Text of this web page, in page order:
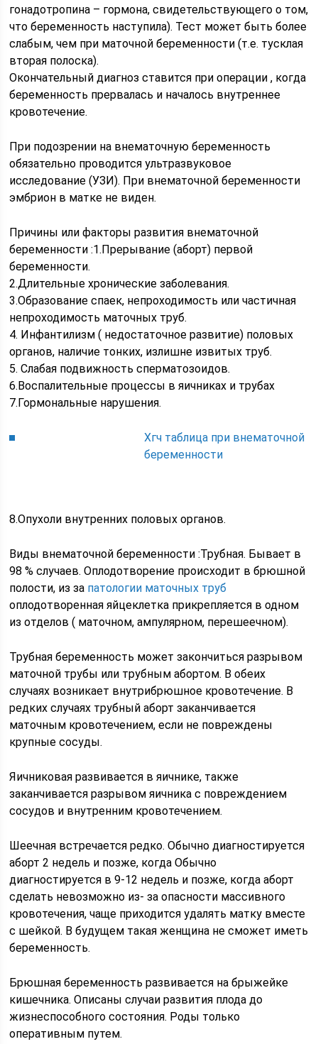
гонадотропина – гормона, свидетельствующего о том,
что беременность наступила). Тест может быть более
слабым, чем при маточной беременности (т.е. тусклая
вторая полоска).
Окончательный диагноз ставится при операции , когда
беременность прервалась и началось внутреннее
кровотечение.
При подозрении на внематочную беременность
обязательно проводится ультразвуковое
исследование (УЗИ). При внематочной беременности
эмбрион в матке не виден.
Причины или факторы развития внематочной
беременности :1.Прерывание (аборт) первой
беременности.
2.Длительные хронические заболевания.
3.Образование спаек, непроходимость или частичная
непроходимость маточных труб.
4. Инфантилизм ( недостаточное развитие) половых
органов, наличие тонких, излишне извитых труб.
5. Слабая подвижность сперматозоидов.
6.Воспалительные процессы в яичниках и трубах
7.Гормональные нарушения.
Хгч таблица при внематочной
беременности
8.Опухоли внутренних половых органов.
Виды внематочной беременности :Трубная. Бывает в
98 % случаев. Оплодотворение происходит в брюшной
полости, из за патологии маточных труб
оплодотворенная яйцеклетка прикрепляется в одном
из отделов ( маточном, ампулярном, перешеечном).
Трубная беременность может закончиться разрывом
маточной трубы или трубным абортом. В обеих
случаях возникает внутрибрюшное кровотечение. В
редких случаях трубный аборт заканчивается
маточным кровотечением, если не повреждены
крупные сосуды.
Яичниковая развивается в яичнике, также
заканчивается разрывом яичника с повреждением
сосудов и внутренним кровотечением.
Шеечная встречается редко. Обычно диагностируется
аборт 2 недель и позже, когда Обычно
диагностируется в 9-12 недель и позже, когда аборт
сделать невозможно из- за опасности массивного
кровотечения, чаще приходится удалять матку вместе
с шейкой. В будущем такая женщина не сможет иметь
беременность.
Брюшная беременность развивается на брыжейке
кишечника. Описаны случаи развития плода до
жизнеспособного состояния. Роды только
оперативным путем.